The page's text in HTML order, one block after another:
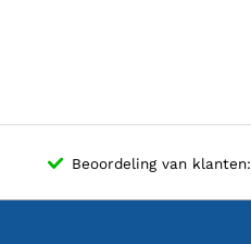
Beoordeling van klanten: